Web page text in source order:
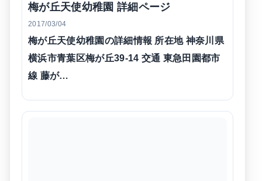
梅が丘天使幼稚園 詳細ページ
2017/03/04
梅が丘天使幼稚園の詳細情報 所在地 神奈川県
横浜市青葉区梅が丘39-14 交通 東急田園都市
線 藤が…